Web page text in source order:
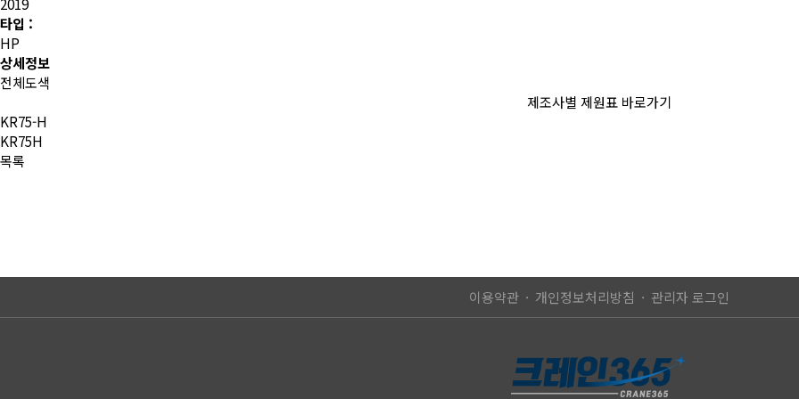
타입 :
HP
상세정보
전체도색
제조사별 제원표 바로가기
KR75-H
KR75H
목록
이용약관 개인정보처리방침 관리자 로그인